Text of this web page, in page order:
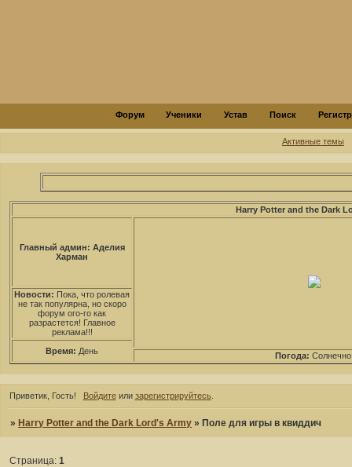
Форум Ученики Устав Поиск
Активные темы
Harry Potter and the Dark
Главный админ: Аделия
Харман
Новости: Пока, что ролевая
не так популярна, но скоро
форум ого-го как
разрастется! Главное
реклама!!!
Время: День Погода:
Приветик, Гость! Войдитеили зарегистрируйтесь.
»Harry Potter and the Dark Lord's Army »Поле для игры в квиддич
Страница:1